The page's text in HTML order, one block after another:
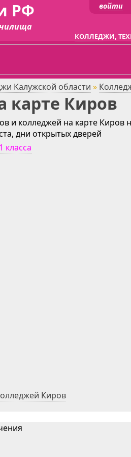
РФ войти
КОЛЛЕДЖИ,
Калужской области »
карте Киров
и колледжей на карте Киров
дни открытых дверей
класса
Киров